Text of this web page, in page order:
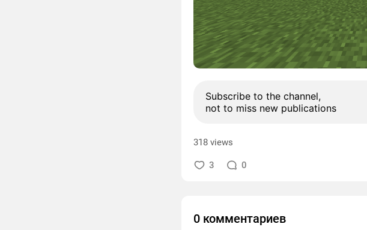
Subscribe to the channel,
not to miss new publications
318 views
3 0
0 комментариев